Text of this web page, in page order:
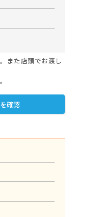
また店頭でお渡し
確認